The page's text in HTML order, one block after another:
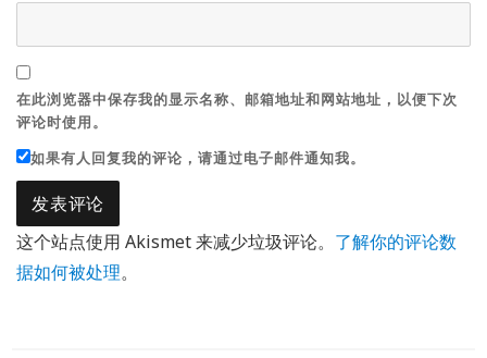
在此浏览器中保存我的显示名称、邮箱地址和网站地址，以便下次
评论时使用。
如果有人回复我的评论，请通过电子邮件通知我。
这个站点使用 Akismet 来减少垃圾评论。 了解你的评论数
据如何被处理。